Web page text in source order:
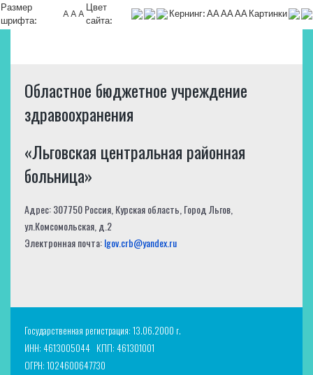
Размер
шрифта:
A A A
Цвет
сайта:
Кернинг: АААААА Картинки
Областное бюджетное учреждение
здравоохранения
«Льговская центральная районная
больница»
Адрес: 307750 Россия, Курская область, Город Льгов,
ул.Комсомольская, д.2
Электронная почта:lgov.crb@yandex.ru
Государственная регистрация: 13.06.2000 г.
ИНН: 4613005044 КПП: 461301001
ОГРН: 1024600647730